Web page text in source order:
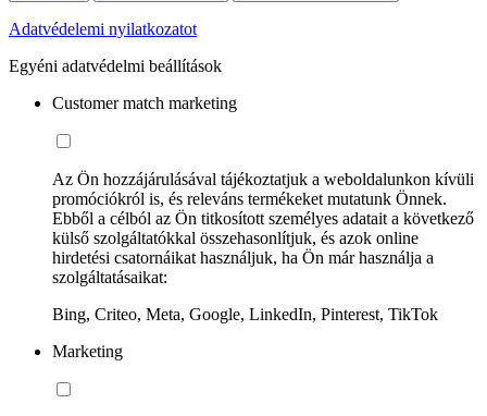
Adatvédelemi nyilatkozatot
Egyéni adatvédelmi beállítások
Customer match marketing
Az Ön hozzájárulásával tájékoztatjuk a weboldalunkon kívüli
promóciókról is, és releváns termékeket mutatunk Önnek.
Ebből a célból az Ön titkosított személyes adatait a következő
külső szolgáltatókkal összehasonlítjuk, és azok online
hirdetési csatornáikat használjuk, ha Ön már használja a
szolgáltatásaikat:
Bing, Criteo, Meta, Google, LinkedIn, Pinterest, TikTok
Marketing